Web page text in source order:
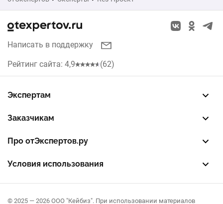
Написать в поддержку
Рейтинг сайта: 4,9 (62)
Экспертам
Заказчикам
Про отЭкспертов.ру
Условия использования
© 2025 — 2026 ООО "Кейбиз". При использовании материалов